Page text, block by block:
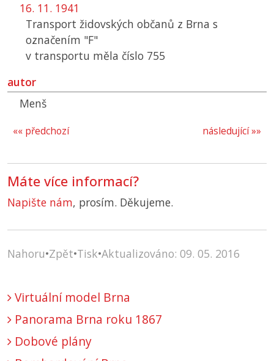
16. 11. 1941
Transport židovských občanů z Brna s
označením "F"
v transportu měla číslo 755
autor
Menš
následující »»
«« předchozí
Máte více informací?
Napište nám, prosím. Děkujeme.
Nahoru•Zpět•Tisk•Aktualizováno: 09. 05. 2016
Virtuální model Brna
Panorama Brna roku 1867
Dobové plány